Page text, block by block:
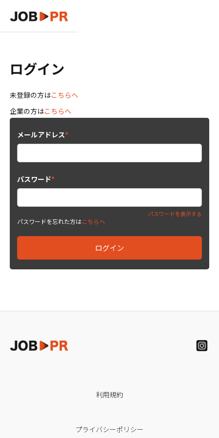
ログイン
未登録の方はこちらへ
企業の方はこちらへ
メールアドレス*
パスワード*
パスワードを表示する
パスワードを忘れた方はこちらへ
利用規約
プライバシーポリシー